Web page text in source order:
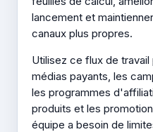
lancement et
canaux plus propres.
Utilisez ce flux de
médias payants, les
les programmes
produits et les
équipe a besoin de